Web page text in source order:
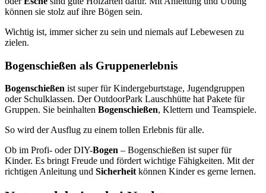
können sie stolz auf ihre Bögen sein.
Wichtig ist, immer sicher zu sein und niemals auf Lebewesen zu
zielen.
Bogenschießen als Gruppenerlebnis
Bogenschießen ist super für Kindergeburtstage, Jugendgruppen
oder Schulklassen. Der OutdoorPark Lauschhütte hat Pakete für
Gruppen. Sie beinhalten Bogenschießen, Klettern und Teamspiele.
So wird der Ausflug zu einem tollen Erlebnis für alle.
Ob im Profi- oder DIY-Bogen – Bogenschießen ist super für
Kinder. Es bringt Freude und fördert wichtige Fähigkeiten. Mit der
richtigen Anleitung und Sicherheit können Kinder es gerne lernen.